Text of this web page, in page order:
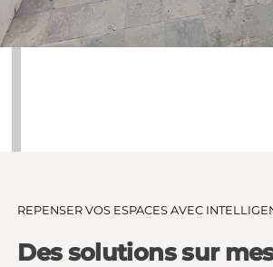
REPENSER VOS ESPACES AVEC
Des solutions sur